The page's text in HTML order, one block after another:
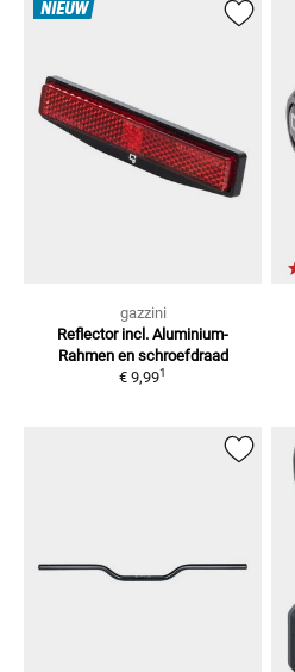
NIEUW
gazzini
Reflector incl. Aluminium-
Rahmen en schroefdraad
€ 9,991